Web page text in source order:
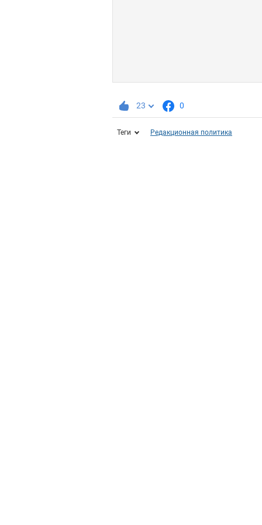
23 0
Теги Редакционная политика